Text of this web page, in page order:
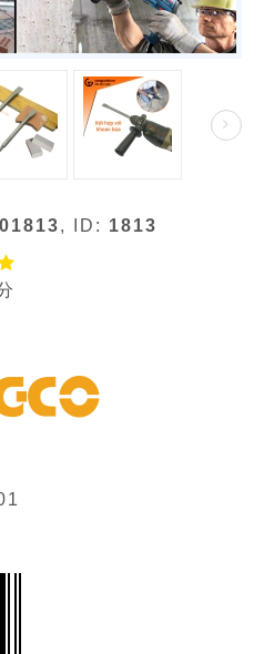
, ID: 1813